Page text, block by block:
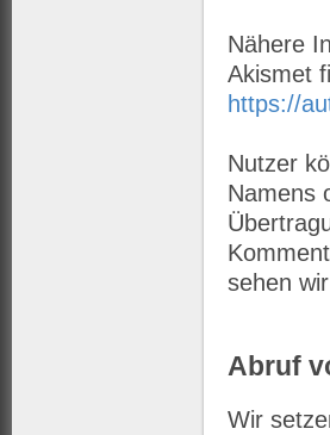
Nähere
Akismet
https://
Nutzer
Namens
sehen
Abruf
Wir